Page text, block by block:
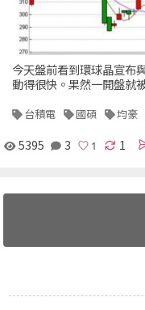
今天盤前看到環球晶宣布
動得很快。果然一開盤就
台積電 國碩 均豪
5395 3 1